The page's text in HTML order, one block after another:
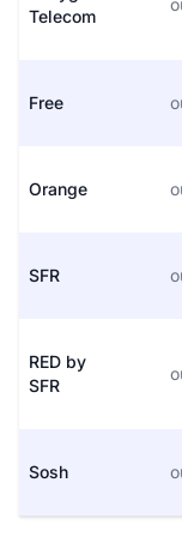
Telecom
Free
Orange
SFR
RED by
SFR
Sosh